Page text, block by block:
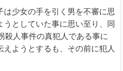
は少女の手を引く男を不審に思
うとしていた事に思い至り、同
殺人事件の真犯人である事に
ようとするも、その前に犯人